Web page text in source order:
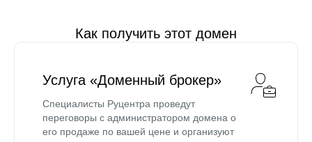
Как получить этот домен
Услуга «Доменный брокер»
Специалисты Руцентра проведут
переговоры с администратором домена о
его продаже по вашей цене и организуют